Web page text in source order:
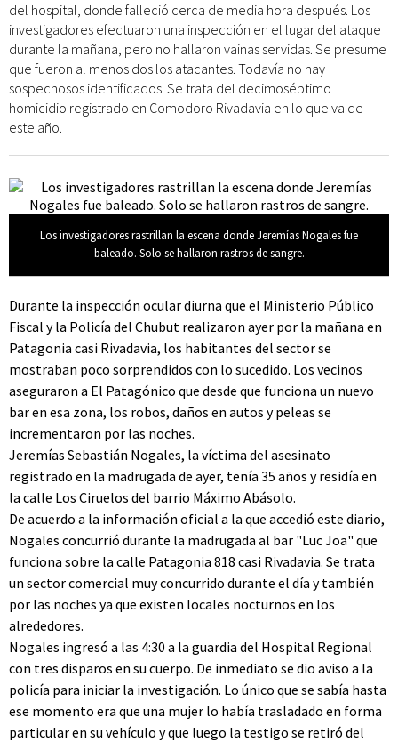
del hospital, donde falleció cerca de media hora después. Los
investigadores efectuaron una inspección en el lugar del ataque
durante la mañana, pero no hallaron vainas servidas. Se presume
que fueron al menos dos los atacantes. Todavía no hay
sospechosos identificados. Se trata del decimoséptimo
homicidio registrado en Comodoro Rivadavia en lo que va de
este año.
Los investigadores rastrillan la escena donde Jeremías Nogales fue
baleado. Solo se hallaron rastros de sangre.
Durante la inspección ocular diurna que el Ministerio Público
Fiscal y la Policía del Chubut realizaron ayer por la mañana en
Patagonia casi Rivadavia, los habitantes del sector se
mostraban poco sorprendidos con lo sucedido. Los vecinos
aseguraron a El Patagónico que desde que funciona un nuevo
bar en esa zona, los robos, daños en autos y peleas se
incrementaron por las noches.
Jeremías Sebastián Nogales, la víctima del asesinato
registrado en la madrugada de ayer, tenía 35 años y residía en
la calle Los Ciruelos del barrio Máximo Abásolo.
De acuerdo a la información oficial a la que accedió este diario,
Nogales concurrió durante la madrugada al bar "Luc Joa" que
funciona sobre la calle Patagonia 818 casi Rivadavia. Se trata
un sector comercial muy concurrido durante el día y también
por las noches ya que existen locales nocturnos en los
alrededores.
Nogales ingresó a las 4:30 a la guardia del Hospital Regional
con tres disparos en su cuerpo. De inmediato se dio aviso a la
policía para iniciar la investigación. Lo único que se sabía hasta
ese momento era que una mujer lo había trasladado en forma
particular en su vehículo y que luego la testigo se retiró del